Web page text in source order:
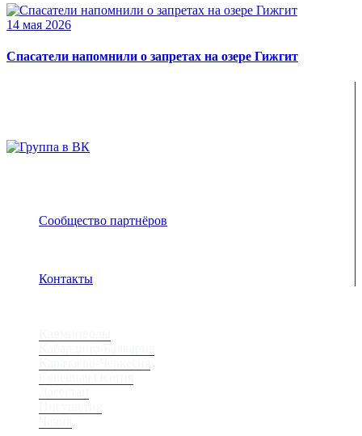
14 мая 2026
Спасатели напомнили о запретах на озере Гижгит
Сообщество партнёров
Контакты